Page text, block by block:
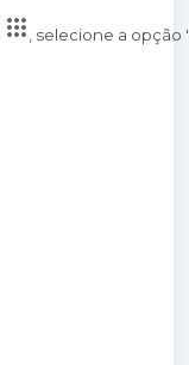
, selecione a opção